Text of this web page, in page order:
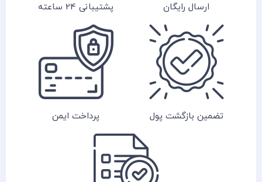
ارسال رایگان پشتیبانی 24 ساعته
تضمین بازگشت پول پرداخت ایمن